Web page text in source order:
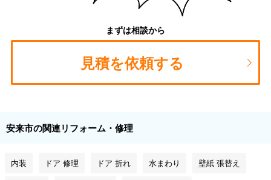
まずは相談から
見積を依頼する
安来市の関連リフォーム・修理
内装 ドア 修理 ドア 折れ 水まわり 壁紙 張替え